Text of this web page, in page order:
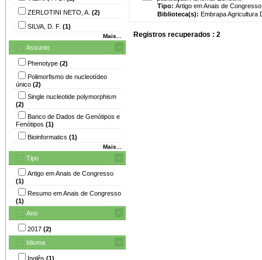
ZERLOTINI NETO, A. (2)
SILVA, D. F. (1)
Mais...
Assunto
Phenotype (2)
Polimorfismo de nucleotídeo
único (2)
Single nucleotide polymorphism
(2)
Banco de Dados de Genótipos e
Fenótipos (1)
Bioinformatics (1)
Mais...
Tipo
Artigo em Anais de Congresso
(1)
Resumo em Anais de Congresso
(1)
Ano
2017 (2)
Idioma
Inglês (1)
Tipo: Artigo em Anais de Congresso
Biblioteca(s): Embrapa Agricultura
Registros recuperados : 2